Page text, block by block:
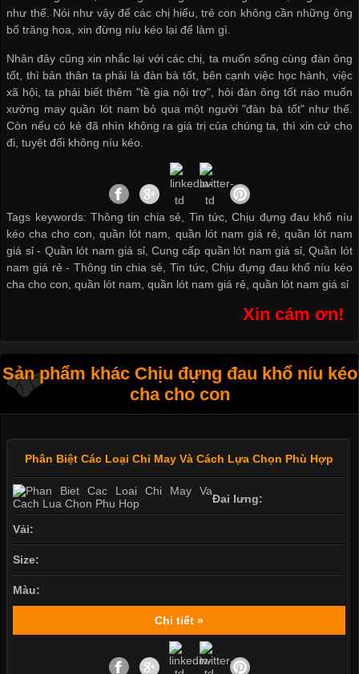
như thế. Nói như vậy để các chị hiểu, trẻ con không cần những ông
bố trăng hoa, xin đừng níu kéo lại để làm gì.
Nhân đây cũng xin nhắc lại với các chị, ta muốn sống cùng đàn ông
tốt, thì bản thân ta phải là đàn bà tốt, bên cạnh việc học hành, việc
xã hội, ta phải biết thêm "tề gia nội trợ", hỏi đàn ông tốt nào muốn
xưởng may quần lót nam bỏ qua một người "đàn bà tốt" như thế.
Còn nếu có kẻ đã nhìn không ra giá trị của chúng ta, thì xin cứ cho
đi, tuyệt đối không níu kéo.
Tags keywords: Thông tin chia sẻ, Tin tức, Chịu đựng đau khổ níu
kéo cha cho con, quần lót nam, quần lót nam giá rẻ, quần lót nam
giá sỉ - Quần lót nam giá sỉ,Cung cấp quần lót nam giá sỉ,Quần lót
nam giá rẻ -Thông tin chia sẻ Tin tức,Chịu đựng đau khổ níu kéo
cha cho con ,quần lót nam ,quần lót nam giá rẻ ,quần lót nam giá sỉ
Xin cám ơn!
Sản phẩm khác Chịu đựng đau khổ níu kéo
cha cho con
Phân Biệt Các Loại Chỉ May Và Cách Lựa Chọn Phù Hợp
Đai lưng:
Vải:
Size:
Màu:
Chi tiết »